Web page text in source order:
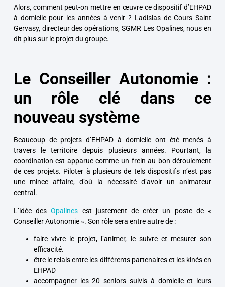
Alors, comment peut-on mettre en œuvre ce dispositif d’EHPAD
à domicile pour les années à venir ? Ladislas de Cours Saint
Gervasy, directeur des opérations, SGMR Les Opalines, nous en
dit plus sur le projet du groupe.
Le Conseiller Autonomie :
un rôle clé dans ce
nouveau système
Beaucoup de projets d’EHPAD à domicile ont été menés à
travers le territoire depuis plusieurs années. Pourtant, la
coordination est apparue comme un frein au bon déroulement
de ces projets. Piloter à plusieurs de tels dispositifs n’est pas
une mince affaire, d’où la nécessité d’avoir un animateur
central.
L’idée desOpalines est justement de créer un poste de «
Conseiller Autonomie ». Son rôle sera entre autre de :
faire vivre le projet, l’animer, le suivre et mesurer son
efficacité.
être le relais entre les différents partenaires et les kinés en
EHPAD
accompagner les 20 seniors suivis à domicile et leurs